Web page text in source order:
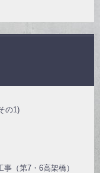
の1)
（第7・6高架橋）